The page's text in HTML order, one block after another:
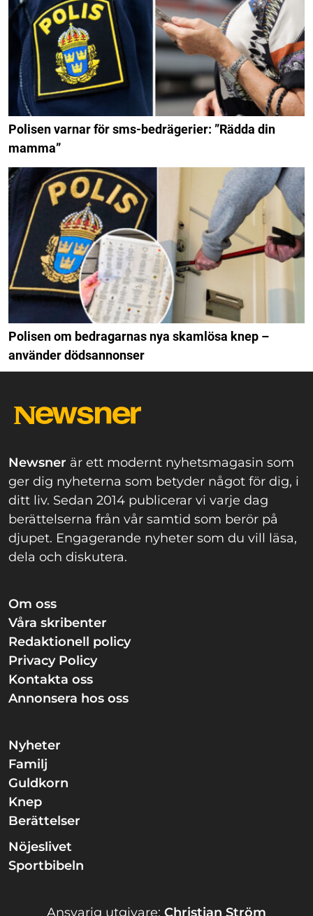
Polisen varnar för sms-bedrägerier: ”Rädda din
mamma”
Polisen om bedragarnas nya skamlösa knep –
använder dödsannonser
Newsner är ett modernt nyhetsmagasin som
ger dig nyheterna som betyder något för dig, i
ditt liv. Sedan 2014 publicerar vi varje dag
berättelserna från vår samtid som berör på
djupet. Engagerande nyheter som du vill läsa,
dela och diskutera.
Om oss
Våra skribenter
Redaktionell policy
Privacy Policy
Kontakta oss
Annonsera hos oss
Nyheter
Familj
Guldkorn
Knep
Berättelser
Nöjeslivet
Sportbibeln
Ansvarig utgivare: Christian Ström